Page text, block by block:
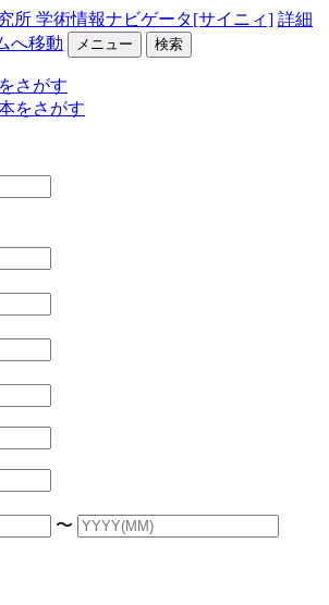
所 学術情報ナビゲータ[サイニィ] 詳細
へ移動 メニュー 検索
さがす
をさがす
〜